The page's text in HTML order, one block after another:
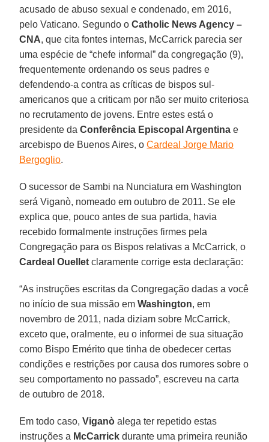
acusado de abuso sexual e condenado, em 2016,
pelo Vaticano. Segundo oCatholic News Agency –
CNA, que cita fontes internas, McCarrick parecia ser
uma espécie de “chefe informal” da congregação (9),
frequentemente ordenando os seus padres e
defendendo-a contra as críticas de bispos sul-
americanos que a criticam por não ser muito criteriosa
no recrutamento de jovens. Entre estes está o
presidente daConferência Episcopal Argentina e
arcebispo de Buenos Aires, oCardeal Jorge Mario
Bergoglio.
O sucessor de Sambi na Nunciatura em Washington
será Viganò, nomeado em outubro de 2011. Se ele
explica que, pouco antes de sua partida, havia
recebido formalmente instruções firmes pela
Congregação para os Bispos relativas a McCarrick, o
Cardeal Ouellet claramente corrige esta declaração:
“As instruções escritas da Congregação dadas a você
no início de sua missão emWashington, em
novembro de 2011, nada diziam sobre McCarrick,
exceto que, oralmente, eu o informei de sua situação
como Bispo Emérito que tinha de obedecer certas
condições e restrições por causa dos rumores sobre o
seu comportamento no passado”, escreveu na carta
de outubro de 2018.
Em todo caso,Viganò alega ter repetido estas
instruções a McCarrick durante uma primeira reunião